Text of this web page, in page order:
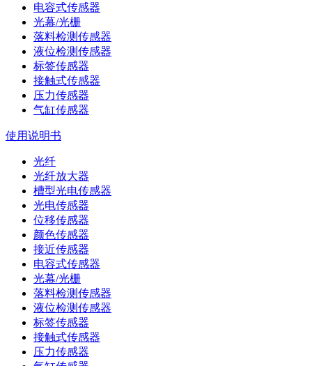
电容式传感器
光幕/光栅
落料检测传感器
液位检测传感器
标签传感器
接触式传感器
压力传感器
气缸传感器
使用说明书
光纤
光纤放大器
槽型光电传感器
光电传感器
位移传感器
颜色传感器
接近传感器
电容式传感器
光幕/光栅
落料检测传感器
液位检测传感器
标签传感器
接触式传感器
压力传感器